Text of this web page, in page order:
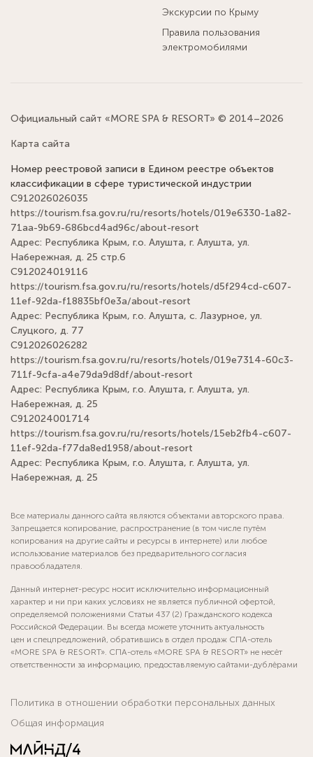
Экскурсии по Крыму
Правила пользования
электромобилями
Официальный сайт «MORE SPA & RESORT» © 2014–2026
Карта сайта
Номер реестровой записи в Едином реестре объектов
классификации в сфере туристической индустрии
С912026026035
https://tourism.fsa.gov.ru/ru/resorts/hotels/019e6330-1a82-
71aa-9b69-686bcd4ad96c/about-resort
Адрес: Республика Крым, г.о. Алушта, г. Алушта, ул.
Набережная, д. 25 стр.6
С912024019116
https://tourism.fsa.gov.ru/ru/resorts/hotels/d5f294cd-c607-
11ef-92da-f18835bf0e3a/about-resort
Адрес: Республика Крым, г.о. Алушта, с. Лазурное, ул.
Слуцкого, д. 77
С912026026282
https://tourism.fsa.gov.ru/ru/resorts/hotels/019e7314-60c3-
711f-9cfa-a4e79da9d8df/about-resort
Адрес: Республика Крым, г.о. Алушта, г. Алушта, ул.
Набережная, д. 25
С912024001714
https://tourism.fsa.gov.ru/ru/resorts/hotels/15eb2fb4-c607-
11ef-92da-f77da8ed1958/about-resort
Адрес: Республика Крым, г.о. Алушта, г. Алушта, ул.
Набережная, д. 25
Все материалы данного сайта являются объектами авторского права.
Запрещается копирование, распространение (в том числе путём
копирования на другие сайты и ресурсы в интернете) или любое
использование материалов без предварительного согласия
правообладателя.
Данный интернет-ресурс носит исключительно информационный
характер и ни при каких условиях не является публичной офертой,
определяемой положениями Статьи 437 (2) Гражданского кодекса
Российской Федерации. Вы всегда можете уточнить актуальность
цен и спецпредложений, обратившись в отдел продаж СПА-отель
«MORE SPA & RESORT». СПА-отель «MORE SPA & RESORT» не несёт
ответственности за информацию, предоставляемую сайтами-дублёрами
Политика в отношении обработки персональных данных
Общая информация